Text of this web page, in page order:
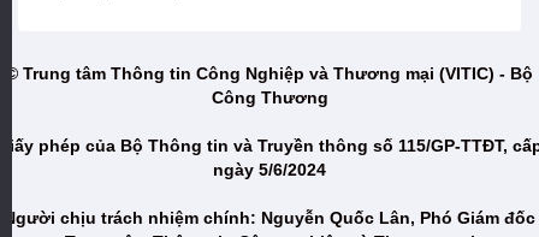
© Trung tâm Thông tin Công Nghiệp và Thương mại (VITIC) - Bộ
Công Thương
phép của Bộ Thông tin và Truyền thông số 115/GP-TTĐT,
ngày 5/6/2024
Người chịu trách nhiệm chính: Nguyễn Quốc Lân, Phó Giám đốc